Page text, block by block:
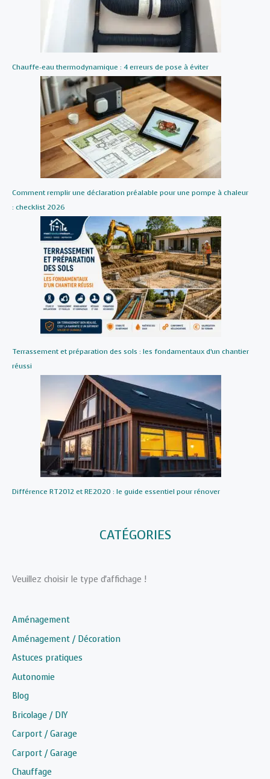
Chauffe-eau thermodynamique : 4 erreurs de pose à éviter
Comment remplir une déclaration préalable pour une pompe à chaleur
: checklist 2026
Terrassement et préparation des sols : les fondamentaux d’un chantier
réussi
Différence RT2012 et RE2020 : le guide essentiel pour rénover
CATÉGORIES
Veuillez choisir le type d'affichage !
Aménagement
Aménagement / Décoration
Astuces pratiques
Autonomie
Blog
Bricolage / DIY
Carport / Garage
Carport / Garage
Chauffage